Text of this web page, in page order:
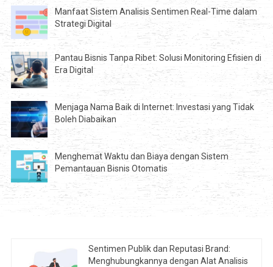
Manfaat Sistem Analisis Sentimen Real-Time dalam
Strategi Digital
Pantau Bisnis Tanpa Ribet: Solusi Monitoring Efisien di
Era Digital
Menjaga Nama Baik di Internet: Investasi yang Tidak
Boleh Diabaikan
Menghemat Waktu dan Biaya dengan Sistem
Pemantauan Bisnis Otomatis
Sentimen Publik dan Reputasi Brand:
Menghubungkannya dengan Alat Analisis